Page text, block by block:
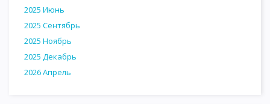
2025 Июнь
2025 Сентябрь
2025 Ноябрь
2025 Декабрь
2026 Апрель